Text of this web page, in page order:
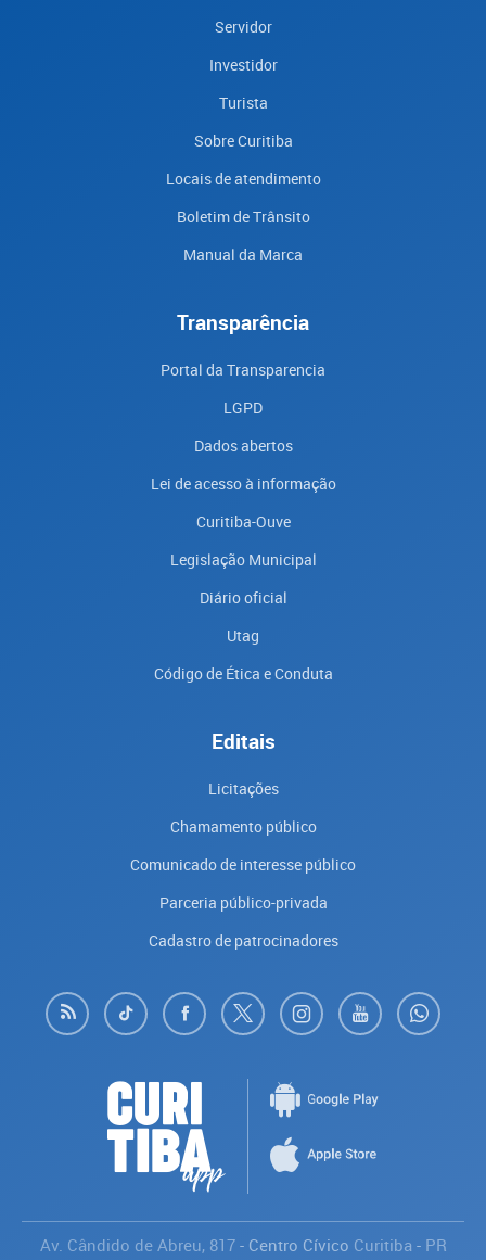
Servidor
Investidor
Turista
Sobre Curitiba
Locais de atendimento
Boletim de Trânsito
Manual da Marca
Transparência
Portal da Transparencia
LGPD
Dados abertos
Lei de acesso à informação
Curitiba-Ouve
Legislação Municipal
Diário oficial
Utag
Código de Ética e Conduta
Editais
Licitações
Chamamento público
Comunicado de interesse público
Parceria público-privada
Cadastro de patrocinadores
Av. Cândido de Abreu, 817- Centro Cívico Curitiba - PR